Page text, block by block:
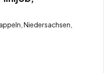
Niedersachsen,